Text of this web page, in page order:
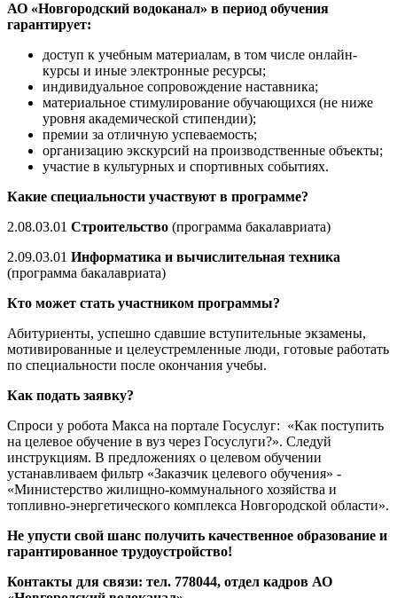
АО «Новгородский водоканал» в период обучения
гарантирует:
доступ к учебным материалам, в том числе онлайн-
курсы и иные электронные ресурсы;
индивидуальное сопровождение наставника;
материальное стимулирование обучающихся (не ниже
уровня академической стипендии);
премии за отличную успеваемость;
организацию экскурсий на производственные объекты;
участие в культурных и спортивных событиях.
Какие специальности участвуют в программе?
2.08.03.01 Строительство (программа бакалавриата)
2.09.03.01 Информатика и вычислительная техника
(программа бакалавриата)
Кто может стать участником программы?
Абитуриенты, успешно сдавшие вступительные экзамены,
мотивированные и целеустремленные люди, готовые работать
по специальности после окончания учебы.
Как подать заявку?
Спроси у робота Макса на портале Госуслуг: «Как поступить
на целевое обучение в вуз через Госуслуги?». Следуй
инструкциям. В предложениях о целевом обучении
устанавливаем фильтр «Заказчик целевого обучения» -
«Министерство жилищно-коммунального хозяйства и
топливно-энергетического комплекса Новгородской области».
Не упусти свой шанс получить качественное образование и
гарантированное трудоустройство!
Контакты для связи: тел. 778044, отдел кадров АО